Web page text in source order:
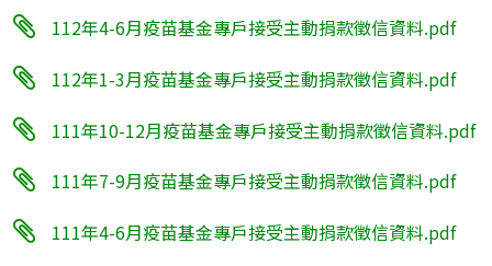
112年4-6月疫苗基金專戶接受主動捐款徵信資料.pdf
112年1-3月疫苗基金專戶接受主動捐款徵信資料.pdf
111年10-12月疫苗基金專戶接受主動捐款徵信資料.pdf
111年7-9月疫苗基金專戶接受主動捐款徵信資料.pdf
111年4-6月疫苗基金專戶接受主動捐款徵信資料.pdf